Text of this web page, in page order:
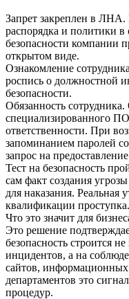
Запрет закреплен в ЛНА.
распорядка и политики
безопасности компании
открытом виде.
Ознакомление
роспись о должностной
безопасности.
Обязанность
специализированного
ответственности. При
запоминанием паролей
запрос на
Тест на безопасность
сам факт создания
для наказания. Реальная
квалификации проступка.
Что это значит для
Это решение
безопасность строится
инцидентов, а на
сайтов, информационных
департаментов это
процедур.